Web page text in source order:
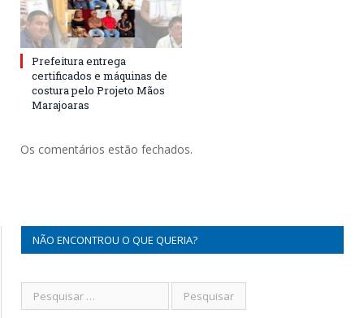
Prefeitura entrega
certificados e máquinas de
costura pelo Projeto Mãos
Marajoaras
Os comentários estão fechados.
NÃO ENCONTROU O QUE QUERIA?